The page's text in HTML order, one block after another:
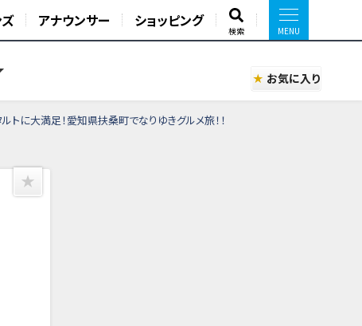
アナウンサー ショッピング
検索
お気に入り
トに大満足！愛知県扶桑町でなりゆきグルメ旅！！